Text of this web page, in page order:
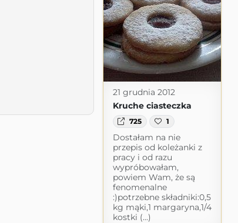
21 grudnia 2012
Kruche ciasteczka
725 1
Dostałam na nie
przepis od koleżanki z
pracy i od razu
wypróbowałam,
powiem Wam, że są
fenomenalne
:)potrzebne składniki:0,5
kg mąki,1 margaryna,1/4
kostki (...)